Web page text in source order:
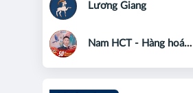
Lương Giang
Nam HCT - Hàng hoá phái sinh - 0867091553